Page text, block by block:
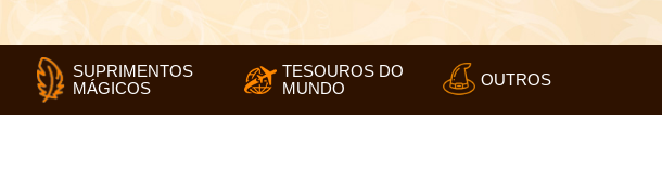
SUPRIMENTOS
MÁGICOS
TESOUROS DO
MUNDO
OUTROS